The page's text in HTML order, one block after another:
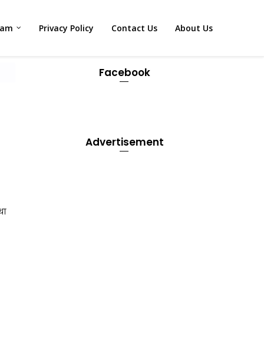
Privacy Policy Contact Us About Us
Facebook
Advertisement